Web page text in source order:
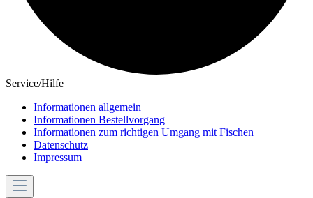
Service/Hilfe
Informationen allgemein
Informationen Bestellvorgang
Informationen zum richtigen Umgang mit Fischen
Datenschutz
Impressum